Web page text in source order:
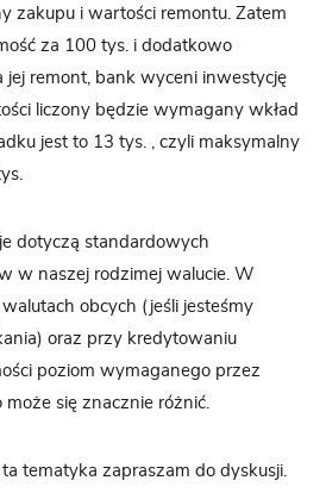
zakupu i wartości remontu. Zatem
za 100 tys. i dodatkowo
jej remont, bank wyceni inwestycję
liczony będzie wymagany wkład
jest to 13 tys. , czyli maksymalny
dotyczą standardowych
w naszej rodzimej walucie. W
obcych (jeśli jesteśmy
oraz przy kredytowaniu
poziom wymaganego przez
może się znacznie różnić.
ta tematyka zapraszam do dyskusji.